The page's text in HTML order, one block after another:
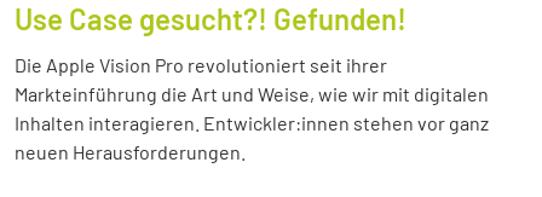
Use Case gesucht?! Gefunden!
Die Apple Vision Pro revolutioniert seit ihrer
Markteinführung die Art und Weise, wie wir mit digitalen
Inhalten interagieren. Entwickler:innen stehen vor ganz
neuen Herausforderungen.